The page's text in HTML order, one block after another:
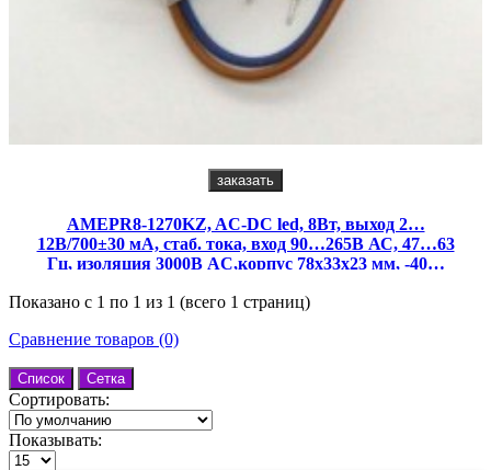
заказать
AMEPR8-1270KZ, AC-DC led, 8Вт, выход 2…
12В/700±30 мА, стаб. тока, вход 90…265В АС, 47…63
Гц, изоляция 3000В АC,корпус 78х33х23 мм, -40…
Показано с 1 по 1 из 1 (всего 1 страниц)
Сравнение товаров (0)
Список Сетка
Сортировать:
Показывать: